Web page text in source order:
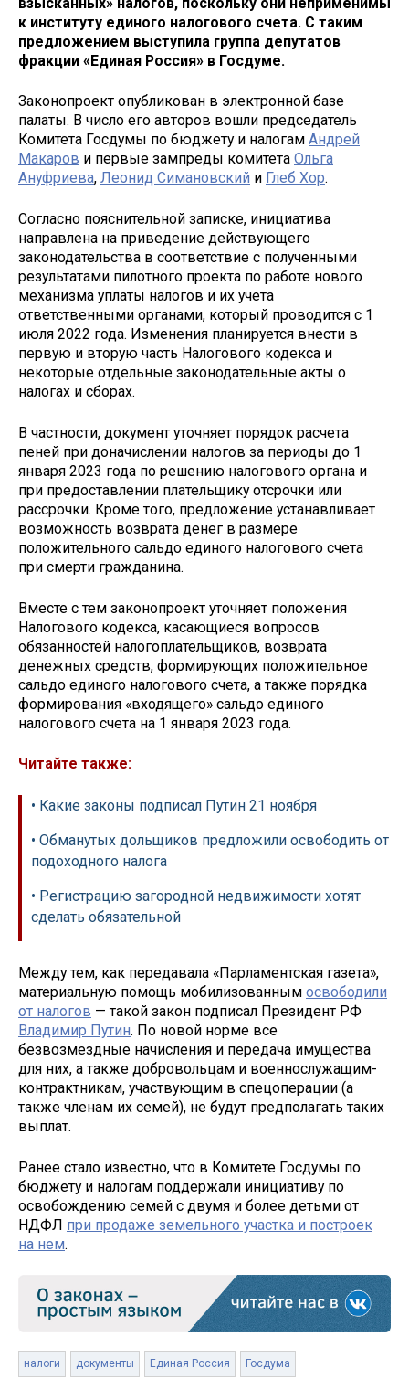
к институту единого налогового счета. С таким
предложением выступила группа депутатов
фракции «Единая Россия» в Госдуме.
Законопроект опубликован в электронной базе
палаты. В число его авторов вошли председатель
Комитета Госдумы по бюджету и налогам Андрей
Макаров и первые зампреды комитета Ольга
Ануфриева, Леонид Симановский и Глеб Хор.
Согласно пояснительной записке, инициатива
направлена на приведение действующего
законодательства в соответствие с полученными
результатами пилотного проекта по работе нового
механизма уплаты налогов и их учета
ответственными органами, который проводится с 1
июля 2022 года. Изменения планируется внести в
первую и вторую часть Налогового кодекса и
некоторые отдельные законодательные акты о
налогах и сборах.
В частности, документ уточняет порядок расчета
пеней при доначислении налогов за периоды до 1
января 2023 года по решению налогового органа и
при предоставлении плательщику отсрочки или
рассрочки. Кроме того, предложение устанавливает
возможность возврата денег в размере
положительного сальдо единого налогового счета
при смерти гражданина.
Вместе с тем законопроект уточняет положения
Налогового кодекса, касающиеся вопросов
обязанностей налогоплательщиков, возврата
денежных средств, формирующих положительное
сальдо единого налогового счета, а также порядка
формирования «входящего» сальдо единого
налогового счета на 1 января 2023 года.
Читайте также:
• Какие законы подписал Путин 21 ноября
• Обманутых дольщиков предложили освободить от
подоходного налога
• Регистрацию загородной недвижимости хотят
сделать обязательной
Между тем, как передавала «Парламентская газета»,
материальную помощь мобилизованным освободили
от налогов — такой закон подписал Президент РФ
Владимир Путин. По новой норме все
безвозмездные начисления и передача имущества
для них, а также добровольцам и военнослужащим-
контрактникам, участвующим в спецоперации (а
также членам их семей), не будут предполагать таких
выплат.
Ранее стало известно, что в Комитете Госдумы по
бюджету и налогам поддержали инициативу по
освобождению семей с двумя и более детьми от
НДФЛ при продаже земельного участка и построек
на нем.
налоги документы Единая Россия Госдума